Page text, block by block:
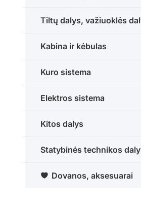
Tiltų dalys, važiuoklės
Kabina ir kėbulas
Kuro sistema
Elektros sistema
Kitos dalys
Statybinės technikos
Dovanos, aksesuarai